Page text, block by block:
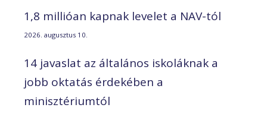
1,8 millióan kapnak levelet a NAV-tól
2026. augusztus 10.
14 javaslat az általános iskoláknak a
jobb oktatás érdekében a
minisztériumtól